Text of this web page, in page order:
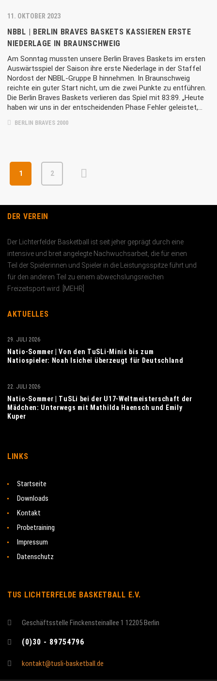
11. OKTOBER 2023
NBBL | BERLIN BRAVES BASKETS KASSIEREN ERSTE
NIEDERLAGE IN BRAUNSCHWEIG
Am Sonntag mussten unsere Berlin Braves Baskets im ersten
Auswärtsspiel der Saison ihre erste Niederlage in der Staffel
Nordost der NBBL-Gruppe B hinnehmen. In Braunschweig
reichte ein guter Start nicht, um die zwei Punkte zu entführen.
Die Berlin Braves Baskets verlieren das Spiel mit 83:89. „Heute
haben wir uns in der entscheidenden Phase Fehler geleistet,…
BERLIN BRAVES 2000
1 2
DER VEREIN
Der Lichterfelder Basketball ist seit jeher geprägt durch eine
intensive und breit angelegte Nachwuchs­arbeit, die für einen
Teil der Spielerinnen und Spieler in die Leistungs­spitze führt und
für den anderen Teil zu einem abwechslungs­reichen
Freizeitsport wird. [
MEHR
AKTUELLES
Natio-Sommer | Von den TuSLi-Minis bis zum
Natiospieler: Noah Isichei überzeugt für Deutschland
29. JULI 2026
Natio-Sommer | TuSLi bei der U17-Weltmeisterschaft der
Mädchen: Unterwegs mit Mathilda Haensch und Emily
Kuper
22. JULI 2026
LINKS
Startseite
Downloads
Kontakt
Probetraining
Impressum
Datenschutz
TUS LICHTERFELDE BASKETBALL E.V.
Geschäftsstelle Finckensteinallee 1 12205 Berlin
(0)30 - 89754796
kontakt@tusli-basketball.de